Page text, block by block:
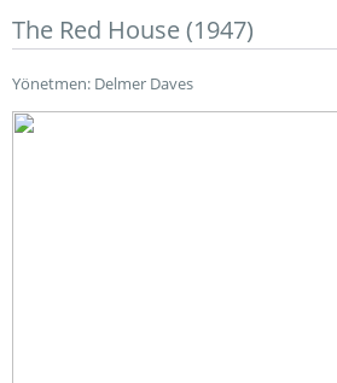
The Red House (1947)
Yönetmen: Delmer Daves